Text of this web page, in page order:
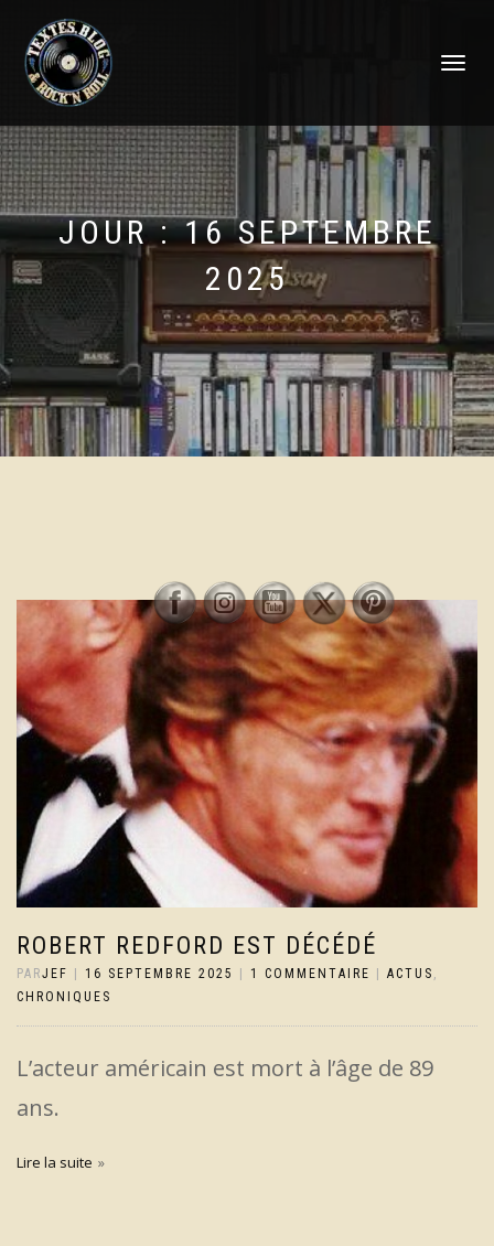
DÉPLIER
JOUR :16 SEPTEMBRE
2025
ROBERT REDFORD EST DÉCÉDÉ
PARJEF | 16 SEPTEMBRE 2025 | 1 COMMENTAIRE | ACTUS
CHRONIQUES
L’acteur américain est mort à l’âge de 89
ans.
Lire la suite